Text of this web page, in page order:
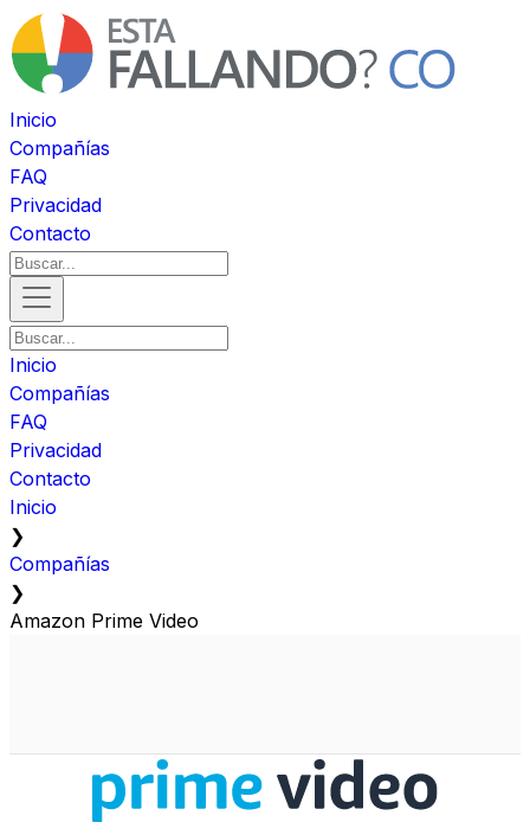
Inicio
Compañías
FAQ
Privacidad
Contacto
Inicio
Compañías
FAQ
Privacidad
Contacto
Inicio
❯
Compañías
❯
Amazon Prime Video